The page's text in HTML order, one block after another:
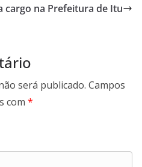
cargo na Prefeitura de Itu
será publicado. Campos
com *